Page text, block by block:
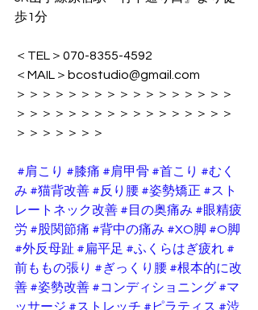
歩1分
＜TEL＞070-8355-4592
＜MAIL＞bcostudio@gmail.com
＞＞＞＞＞＞＞＞＞＞＞＞＞＞＞＞＞
＞＞＞＞＞＞＞＞＞＞＞＞＞＞＞＞＞
＞＞＞＞＞＞＞
#肩こり #膝痛 #肩甲骨 #首こり #むく
み #猫背改善 #反り腰 #姿勢矯正 #スト
レートネック改善 #目の奥痛み #眼精疲
労 #股関節痛 #背中の痛み #XO脚 #O脚
#外反母趾 #扁平足 #ふくらはぎ疲れ #
前ももの張り #ぎっくり腰 #根本的に改
善 #姿勢改善 #コンディショニング #マ
ッサージ #ストレッチ #ピラティス #渋